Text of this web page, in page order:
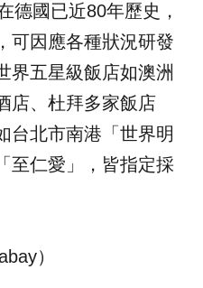
德國已近80年歷史，
可因應各種狀況研發
界五星級飯店如澳洲
店、杜拜多家飯店
台北市南港「 世界明
「 至仁愛 」，皆指定採
）